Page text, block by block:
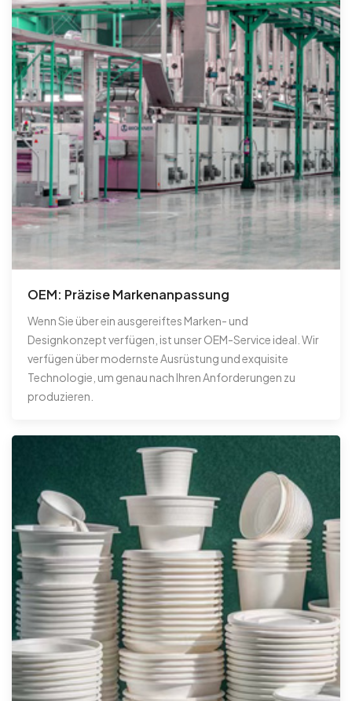
OEM: Präzise Markenanpassung
Wenn Sie über ein ausgereiftes Marken- und
Designkonzept verfügen, ist unser OEM-Service ideal. Wir
verfügen über modernste Ausrüstung und exquisite
Technologie, um genau nach Ihren Anforderungen zu
produzieren.